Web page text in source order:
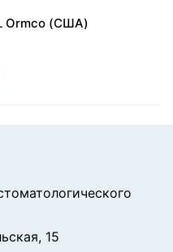
Ormco (США)
15